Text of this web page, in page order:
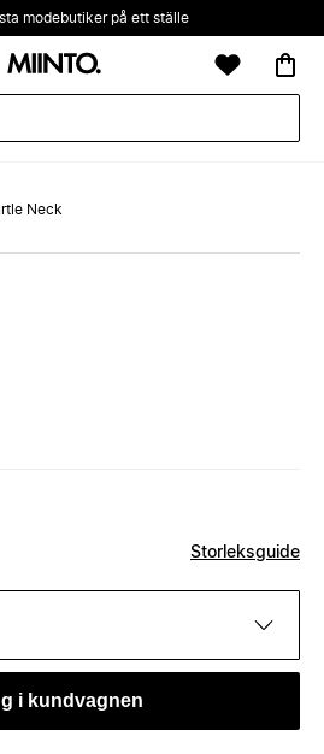
modebutiker på ett ställe
Neck
Storleksguide
i kundvagnen